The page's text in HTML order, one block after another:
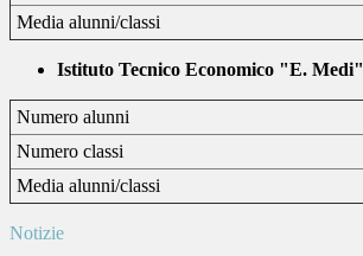
Media alunni/classi
Istituto Tecnico Economico "E. Medi"
Numero alunni
Numero classi
Media alunni/classi
Notizie